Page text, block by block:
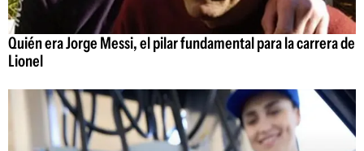
Quién era Jorge Messi, el pilar fundamental para la carrera de
Lionel